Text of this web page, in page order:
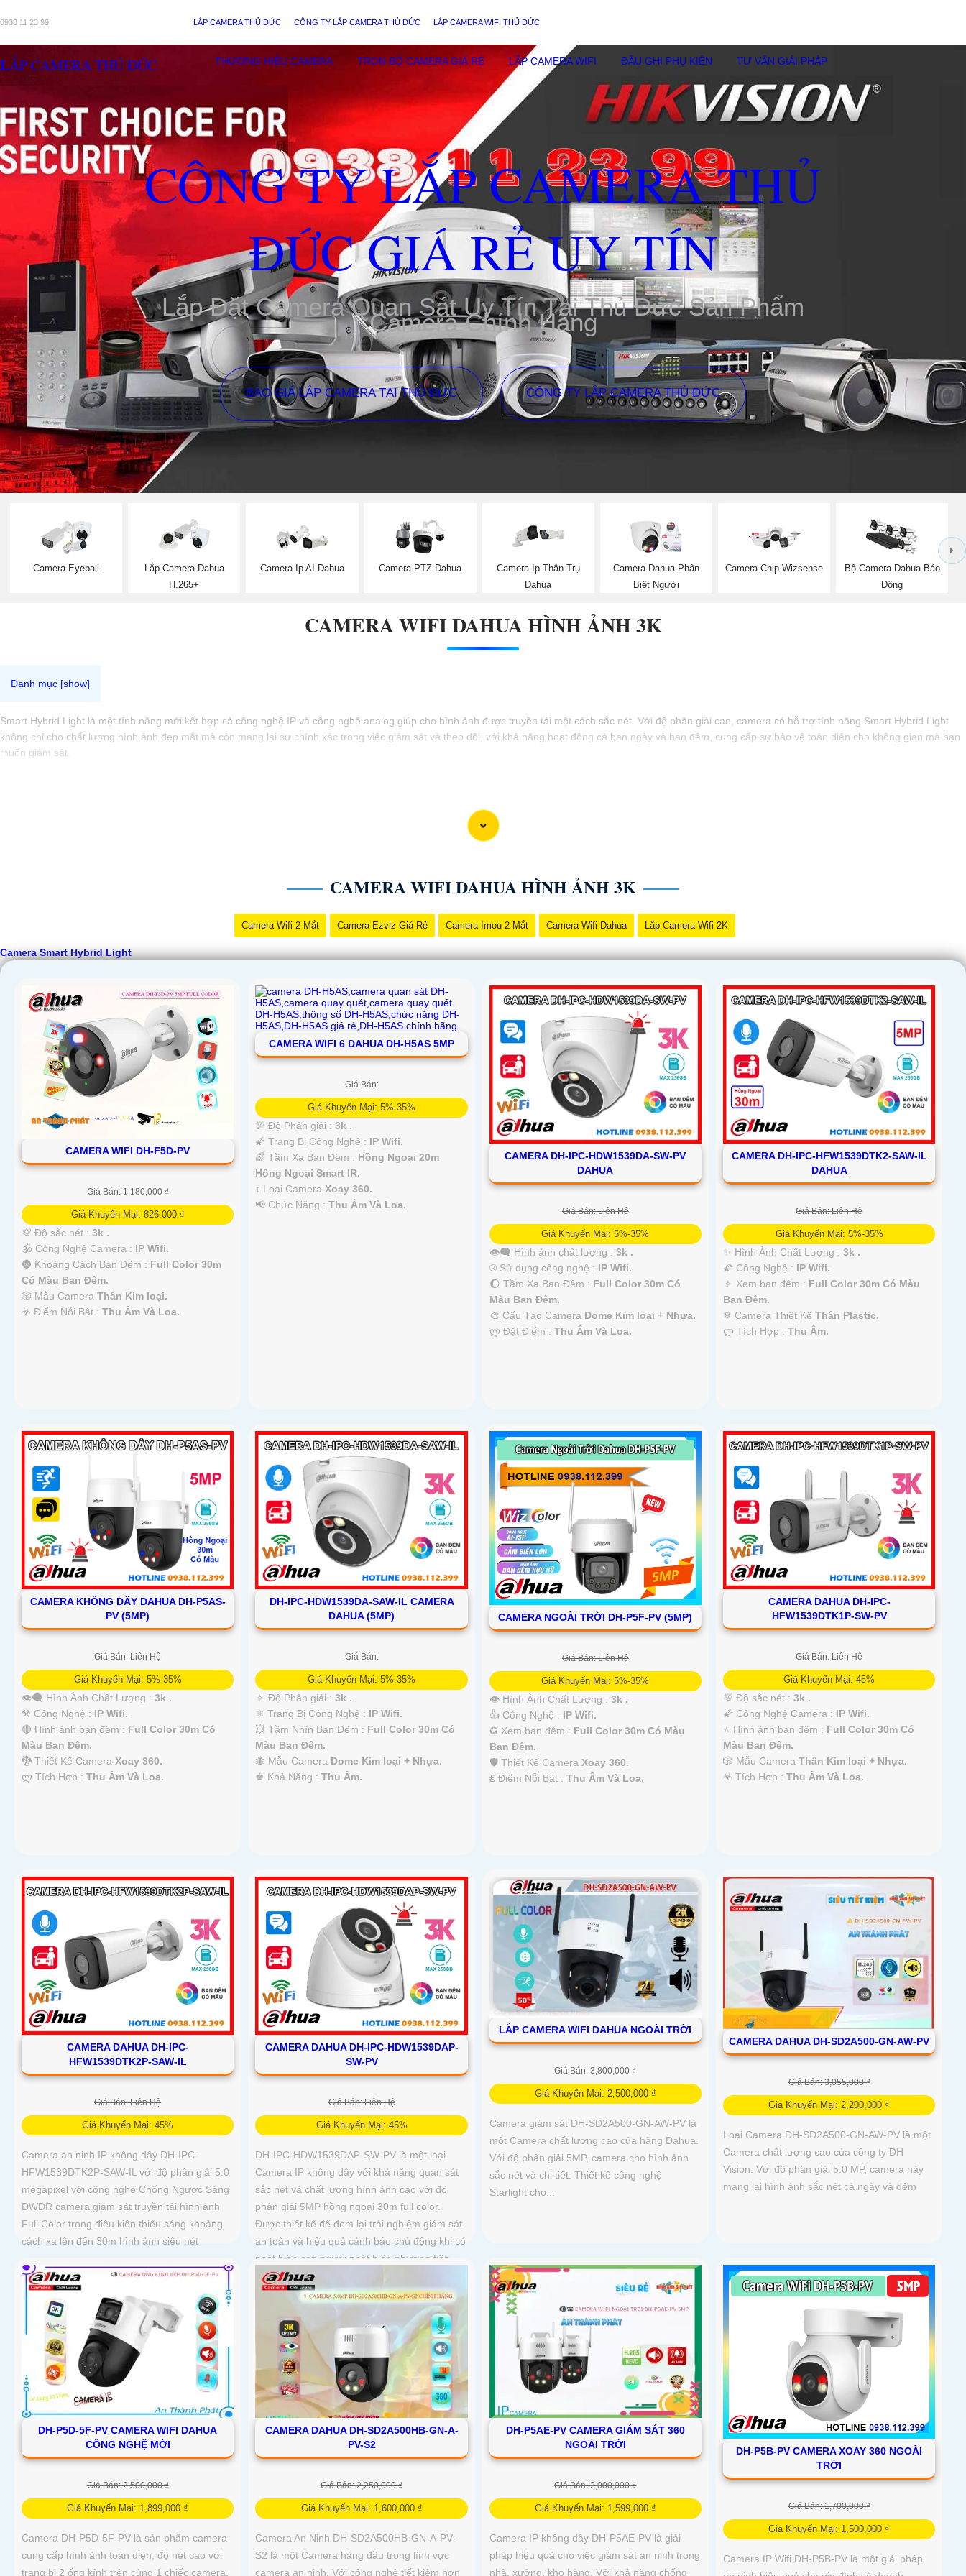
0938 11 23 99 LẮP CAMERA THỦ ĐỨC CÔNG TY LẮP CAMERA THỦ ĐỨC LẮP CAMERA WIFI THỦ ĐỨC
LẮP CAMERA THỦ ĐỨC THƯƠNG HIỆU CAMERA TRỌN BỘ CAMERA GIÁ RẺ LẮP CAMERA WIFI ĐẦU GHI PHỤ KIÊN TƯ VẤN GIẢI PHÁP
CÔNG TY LẮP CAMERA THỦ
ĐỨC GIÁ RẺ UY TÍN
Lắp Đặt Camera Quan Sát Uy Tín Tại Thủ Đức Sản Phẩm
Camera Chính Hãng
BÁO GIÁ LẮP CAMERA TẠI THỦ ĐỨC CÔNG TY LẮP CAMERA THỦ ĐỨC
Camera Eyeball
Lắp Camera Dahua
H.265+
Camera Ip AI Dahua Camera PTZ Dahua
Camera Ip Thân Trụ
Dahua
Camera Dahua Phân
Biệt Người
Camera Chip Wizsense
Bộ Camera Dahua Báo
Động
CAMERA WIFI DAHUA HÌNH ẢNH 3K
Smart Hybrid Light là một tính năng mới kết hợp cả công nghệ IP và công nghệ analog giúp cho hình ảnh được truyền tải một cách sắc nét. Với độ phân giải cao, camera có hỗ trợ tính năng Smart Hybrid Light
không chỉ cho chất lượng hình ảnh đẹp mắt mà còn mang lại sự chính xác trong việc giám sát và theo dõi, với khả năng hoạt động cả ban ngày và ban đêm, cung cấp sự bảo vệ toàn diện cho không gian mà bạn
muốn giám sát.
CAMERA WIFI DAHUA HÌNH ẢNH 3K
Camera Wifi 2 Mắt Camera Ezviz Giá Rẻ Camera Imou 2 Mắt Camera Wifi Dahua Lắp Camera Wifi 2K
Camera Smart Hybrid Light
CAMERA WIFI DH-F5D-PV
Giá Bán: 1,180,000 ₫
Giá Khuyến Mại: 826,000 ₫
💯 Độ sắc nét : 3k .
🕉️ Công Nghệ Camera : IP Wifi.
🌚 Khoảng Cách Ban Đêm : Full Color 30m
Có Màu Ban Ðêm.
🎲 Mẫu Camera Thân Kim loại.
️☣️ Điểm Nỗi Bật : Thu Âm Và Loa.
CAMERA WIFI 6 DAHUA DH-H5AS 5MP
Giá Bán:
Giá Khuyến Mại: 5%-35%
💯 Độ Phân giải :3k .
🌠 Trang Bị Công Nghệ : IP Wifi.
🌈 Tầm Xa Ban Đêm : Hồng Ngoại 20m
Hồng Ngoại Smart IR.
↕️ Loại Camera Xoay 360.
️📢 Chức Năng :Thu Âm Và Loa.
CAMERA DH-IPC-HDW1539DA-SW-PV
DAHUA
Giá Bán: Liên Hệ
Giá Khuyến Mại: 5%-35%
👁️‍🗨 Hình ảnh chất lượng : 3k .
®️ Sử dụng công nghệ : IP Wifi.
🌔 Tầm Xa Ban Đêm : Full Color 30m Có
Màu Ban Ðêm.
🎨 Cấu Tạo Camera Dome Kim loại + Nhựa.
️ლ Đặt Điểm : Thu Âm Và Loa.
CAMERA DH-IPC-HFW1539DTK2-SAW-IL
DAHUA
Giá Bán: Liên Hệ
Giá Khuyến Mại: 5%-35%
✨ Hình Ành Chất Lượng :3k .
🌠 Công Nghệ : IP Wifi.
🔅 Xem ban đêm : Full Color 30m Có Màu
Ban Ðêm.
❄ Camera Thiết KếThân Plastic.
️ლ Tích Hợp :Thu Âm.
CAMERA KHÔNG DÂY DAHUA DH-P5AS-
PV (5MP)
Giá Bán: Liên Hệ
Giá Khuyến Mại: 5%-35%
👁️‍🗨 Hình Ành Chất Lượng : 3k .
⚒ Công Nghệ : IP Wifi.
🔴 Hình ảnh ban đêm : Full Color 30m Có
Màu Ban Ðêm.
🐉️ Thiết Kế Camera Xoay 360.
️ლ Tích Hợp : Thu Âm Và Loa.
DH-IPC-HDW1539DA-SAW-IL CAMERA
DAHUA (5MP)
Giá Bán:
Giá Khuyến Mại: 5%-35%
🔅 Độ Phân giải :3k .
⚛️ Trang Bị Công Nghệ : IP Wifi.
💥 Tầm Nhìn Ban Đêm : Full Color 30m Có
Màu Ban Ðêm.
🐜 Mẫu Camera Dome Kim loại + Nhựa.
️♚ Khả Năng :Thu Âm.
CAMERA NGOÀI TRỜI DH-P5F-PV (5MP)
Giá Bán: Liên Hệ
Giá Khuyến Mại: 5%-35%
👁 Hình Ành Chất Lượng : 3k .
👍 Công Nghệ : IP Wifi.
✪ Xem ban đêm : Full Color 30m Có Màu
Ban Ðêm.
🛡 Thiết Kế Camera Xoay 360.
️₤ Điểm Nỗi Bật : Thu Âm Và Loa.
CAMERA DAHUA DH-IPC-
HFW1539DTK1P-SW-PV
Giá Bán: Liên Hệ
Giá Khuyến Mại: 45%
💯 Độ sắc nét :3k .
🌠 Công Nghệ Camera : IP Wifi.
⭐ Hình ảnh ban đêm : Full Color 30m Có
Màu Ban Ðêm.
🎲 Mẫu CameraThân Kim loại + Nhựa.
️☣️ Tích Hợp :Thu Âm Và Loa.
CAMERA DAHUA DH-IPC-
HFW1539DTK2P-SAW-IL
Giá Bán: Liên Hệ
Giá Khuyến Mại: 45%
Camera an ninh IP không dây DH-IPC-
HFW1539DTK2P-SAW-IL với độ phân giải 5.0
megapixel với công nghệ Chống Ngược Sáng
DWDR camera giám sát truyền tải hình ảnh
Full Color trong điều kiện thiếu sáng khoảng
cách xa lên đến 30m hình ảnh siêu nét
CAMERA DAHUA DH-IPC-HDW1539DAP-
SW-PV
Giá Bán: Liên Hệ
Giá Khuyến Mại: 45%
DH-IPC-HDW1539DAP-SW-PV là một loại
Camera IP không dây với khả năng quan sát
sắc nét và chất lượng hình ảnh cao với độ
phân giải 5MP hồng ngoại 30m full color.
Được thiết kế để đem lại trải nghiệm giám sát
an toàn và hiệu quả cảnh báo chủ động khi có
phát hiện con người phát hiện phương tiện
LẮP CAMERA WIFI DAHUA NGOÀI TRỜI
Giá Bán: 3,800,000 ₫
Giá Khuyến Mại: 2,500,000 ₫
Camera giám sát DH-SD2A500-GN-AW-PV là
một Camera chất lượng cao của hãng Dahua.
Với độ phân giải 5MP, camera cho hình ảnh
sắc nét và chi tiết. Thiết kế công nghệ
Starlight cho...
CAMERA DAHUA DH-SD2A500-GN-AW-PV
Giá Bán: 3,055,000 ₫
Giá Khuyến Mại: 2,200,000 ₫
Loại Camera DH-SD2A500-GN-AW-PV là một
Camera chất lượng cao của công ty DH
Vision. Với độ phân giải 5.0 MP, camera này
mang lại hình ảnh sắc nét cả ngày và đêm
DH-P5D-5F-PV CAMERA WIFI DAHUA
CÔNG NGHỆ MỚI
Giá Bán: 2,500,000 ₫
Giá Khuyến Mại: 1,899,000 ₫
Camera DH-P5D-5F-PV là sản phẩm camera
cung cấp hình ảnh toàn diện, độ nét cao với
trang bị 2 ống kính trên cùng 1 chiếc camera,
CAMERA DAHUA DH-SD2A500HB-GN-A-
PV-S2
Giá Bán: 2,250,000 ₫
Giá Khuyến Mại: 1,600,000 ₫
Camera An Ninh DH-SD2A500HB-GN-A-PV-
S2 là một Camera hàng đầu trong lĩnh vực
camera an ninh. Với công nghệ tiết kiệm hơn
DH-P5AE-PV CAMERA GIÁM SÁT 360
NGOÀI TRỜI
Giá Bán: 2,000,000 ₫
Giá Khuyến Mại: 1,599,000 ₫
Camera IP không dây DH-P5AE-PV là giải
pháp hiệu quả cho việc giám sát an ninh trong
nhà, xưởng, kho hàng. Với khả năng chống
DH-P5B-PV CAMERA XOAY 360 NGOÀI
TRỜI
Giá Bán: 1,700,000 ₫
Giá Khuyến Mại: 1,500,000 ₫
Camera IP Wifi DH-P5B-PV là một giải pháp